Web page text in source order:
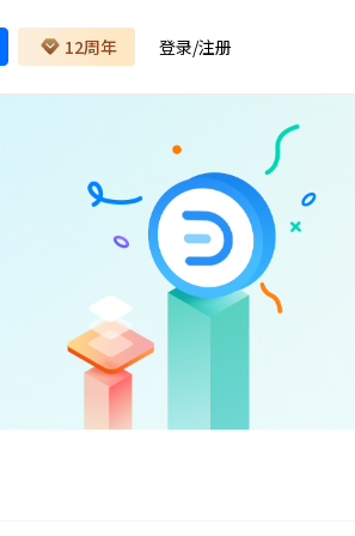
12周年 登录/注册